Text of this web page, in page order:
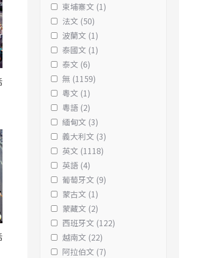
柬埔寨文 (1)
法文 (50)
波蘭文 (1)
泰國文 (1)
泰文 (6)
無 (1159)
粵文 (1)
粵語 (2)
緬甸文 (3)
義大利文 (3)
英文 (1118)
英語 (4)
葡萄牙文 (9)
蒙古文 (1)
蒙藏文 (2)
西班牙文 (122)
越南文 (22)
阿拉伯文 (7)